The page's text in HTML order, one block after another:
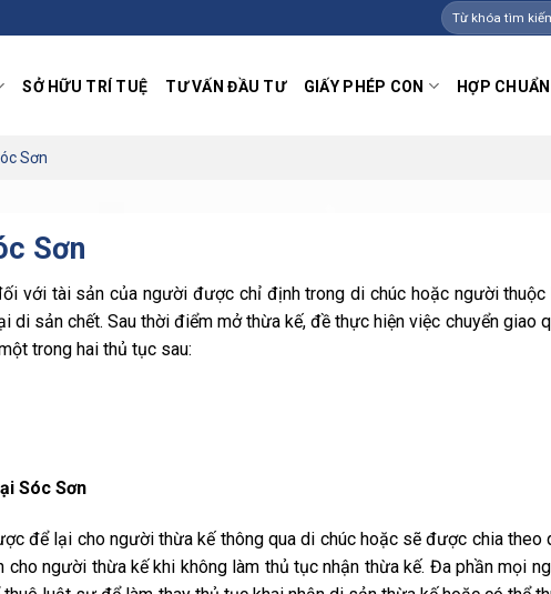
SỞ HỮU TRÍ TUỆ TƯ VẤN ĐẦU TƯ GIẤY PHÉP CON HỢP
Sơn
Sơn
với tài sản của người được chỉ định trong di chúc hoặc người
sản chết. Sau thời điểm mở thừa kế, đề thực hiện việc chuyển giao
trong hai thủ tục sau:
Sóc Sơn
để lại cho người thừa kế thông qua di chúc hoặc sẽ được chia theo
người thừa kế khi không làm thủ tục nhận thừa kế. Đa phần mọi